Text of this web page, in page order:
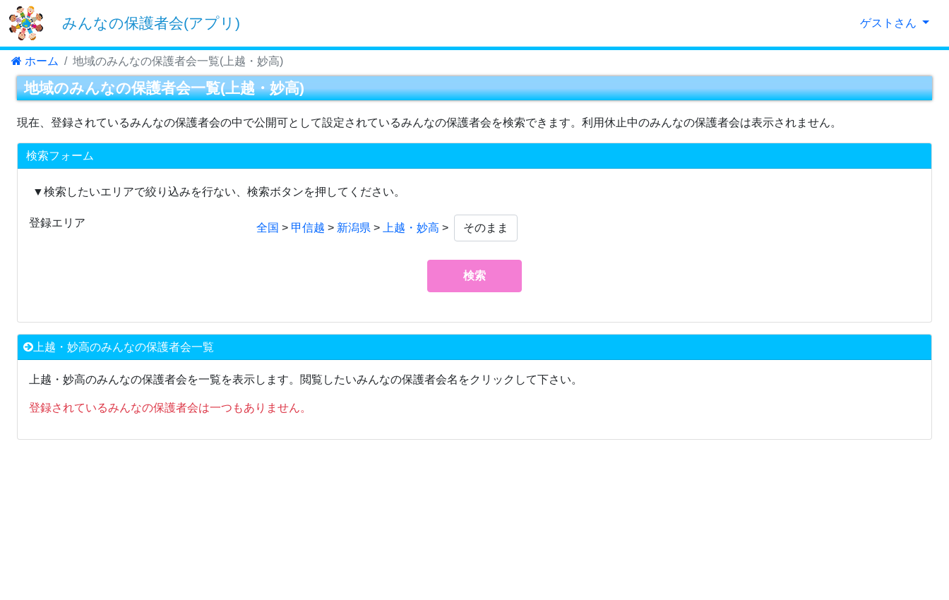
みんなの保護者会(アプリ) ゲストさん
ホーム 地域のみんなの保護者会一覧(上越・妙高)
地域のみんなの保護者会一覧(上越・妙高)
現在、登録されているみんなの保護者会の中で公開可として設定されているみんなの保護者会を検索できます。利用休止中のみんなの保護者会は表示されません。
検索フォーム
▼検索したいエリアで絞り込みを行ない、検索ボタンを押してください。
登録エリア 全国 > 甲信越 > 新潟県 > 上越・妙高 >
検索
上越・妙高のみんなの保護者会一覧
上越・妙高のみんなの保護者会を一覧を表示します。閲覧したいみんなの保護者会名をクリックして下さい。
登録されているみんなの保護者会は一つもありません。